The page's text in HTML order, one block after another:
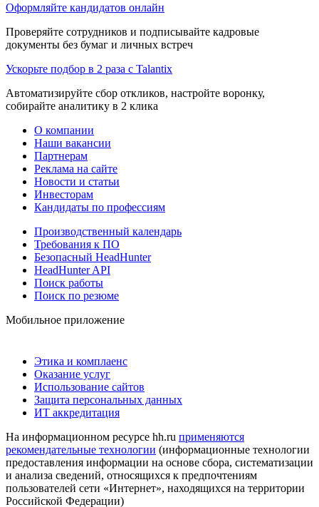
Оформляйте кандидатов онлайн
Проверяйте сотрудников и подписывайте кадровые
документы без бумаг и личных встреч
Ускорьте подбор в 2 раза с Talantix
Автоматизируйте сбор откликов, настройте воронку,
собирайте аналитику в 2 клика
О компании
Наши вакансии
Партнерам
Реклама на сайте
Новости и статьи
Инвесторам
Кандидаты по профессиям
Производственный календарь
Требования к ПО
Безопасный HeadHunter
HeadHunter API
Поиск работы
Поиск по резюме
Мобильное приложение
Этика и комплаенс
Оказание услуг
Использование сайтов
Защита персональных данных
ИТ аккредитация
На информационном ресурсе hh.ru применяются
рекомендательные технологии (информационные технологии
предоставления информации на основе сбора, систематизации
и анализа сведений, относящихся к предпочтениям
пользователей сети «Интернет», находящихся на территории
Российской Федерации)